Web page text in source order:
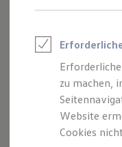
Leasing
Junge
Leasing
Diezu machen,
Website
Cookies